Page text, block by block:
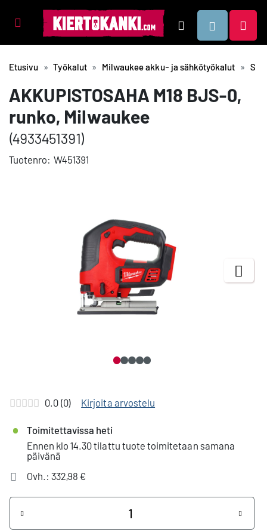
Tuotealueet Hae
Etusivu Työkalut Milwaukee akku- ja sähkötyökalut
AKKUPISTOSAHA M18 BJS-0,
runko, Milwaukee
(4933451391)
Tuotenro: W451391
Next
0.0 (0) Kirjoita arvostelu
Toimitettavissa heti
Ennen klo 14.30 tilattu tuote toimitetaan samana
päivänä
Ovh.: 332,98 €
+ -